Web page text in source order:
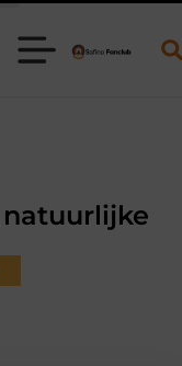
tussen een open
natuurlijke